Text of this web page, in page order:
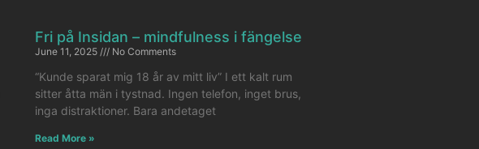
Fri på Insidan – mindfulness i fängelse
June 11, 2025 No Comments
“Kunde sparat mig 18 år av mitt liv” I ett kalt rum
sitter åtta män i tystnad. Ingen telefon, inget brus,
inga distraktioner. Bara andetaget
Read More »